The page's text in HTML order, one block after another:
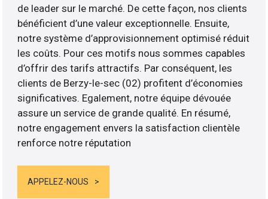
de leader sur le marché. De cette façon, nos clients
bénéficient d’une valeur exceptionnelle. Ensuite,
notre système d’approvisionnement optimisé réduit
les coûts. Pour ces motifs nous sommes capables
d’offrir des tarifs attractifs. Par conséquent, les
clients de Berzy-le-sec (02) profitent d’économies
significatives. Egalement, notre équipe dévouée
assure un service de grande qualité. En résumé,
notre engagement envers la satisfaction clientèle
renforce notre réputation
APPELEZ-NOUS